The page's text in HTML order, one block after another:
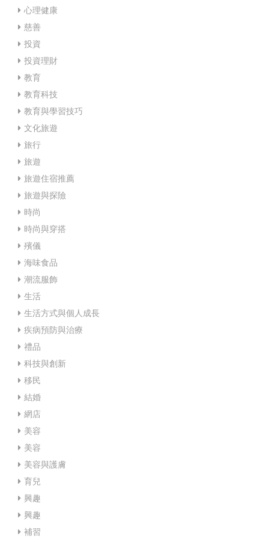
心理健康
慈善
投資
投資理財
教育
教育科技
教育與學習技巧
文化旅遊
旅行
旅遊
旅遊住宿推薦
旅遊與探險
時尚
時尚與穿搭
殯儀
海味食品
潮流服飾
生活
生活方式與個人成長
疾病預防與治療
禮品
科技與創新
移民
結婚
網店
美容
美容
美容與護膚
育兒
興趣
興趣
補習